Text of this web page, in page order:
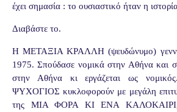
έχει σημασία : το ουσιαστικό ήταν η
Διαβάστε το.
Η ΜΕΤΑΞΙΑ ΚΡΑΛΛΗ (ψευδώνυμο)
1975. Σπούδασε νομικά στην Αθήνα και
στην Αθήνα κι εργάζεται ως
ΨΥΧΟΓΙΟΣ κυκλοφορούν με μεγάλη
της ΜΙΑ ΦΟΡΑ ΚΙ ΕΝΑ